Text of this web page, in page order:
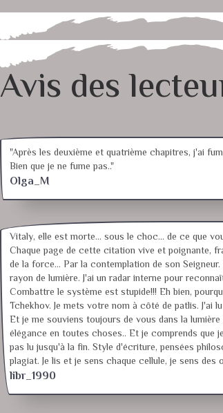
Avis des
"Après les deuxième et quatrième chapitres, j'ai
Bien que je ne fume pas.."
Olga_M
Vitaly, elle est morte... sous le choc... de ce que
Chaque page de cette citation vive et poignante,
de la force... Par la contemplation de son
rayon de lumière. J'ai un radar interne pour
Combattre le système est stupide!!! Eh bien,
Tchekhov. Je mets votre nom à côté de patlis.
Et je me souviens toujours de vous dans la
élégance en toutes choses.. Et je comprends que
pas lu jusqu'à la fin. Style d'écriture, pensées
plagiat. Je lis et je sens chaque cellule, je sens
libr_1990